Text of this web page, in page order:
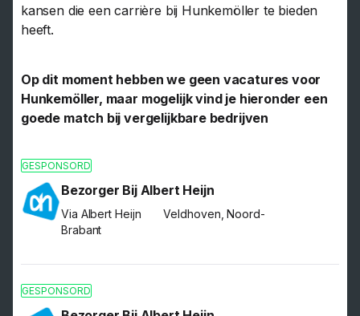
kansen die een carrière bij Hunkemöller te bieden
heeft.
Op dit moment hebben we geen vacatures voor
Hunkemöller, maar mogelijk vind je hieronder een
goede match bij vergelijkbare bedrijven
GESPONSORD
Bezorger Bij Albert Heijn
Via Albert Heijn
Veldhoven, Noord-
Brabant
GESPONSORD